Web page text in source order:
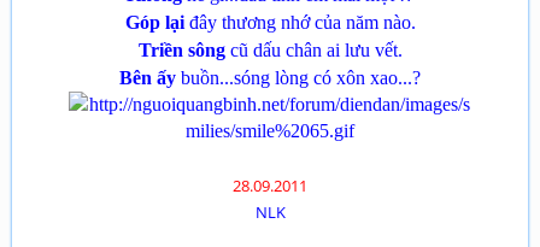
Góp lạiđây thương nhớ của năm nào.
Triền sôngcũ dấu chân ai lưu vết.
Bên ấy buồn...sóng lòng có xôn xao...?
28.09.2011
NLK